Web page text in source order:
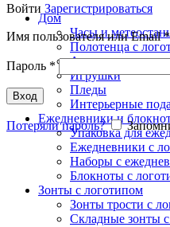
Дом
Часы и
Полотенца с
Аксессуары и
Игрушки
Пледы
Интерьерные
Ежедневники и
Упаковка для
Ежедневники с
Наборы с
Блокноты с
Зонты с логотипом
Зонты трости с
Складные зонты
Войти Зарегистрироваться
Имя пользователя или Email*
Пароль *
Вход
Потеряли пароль?